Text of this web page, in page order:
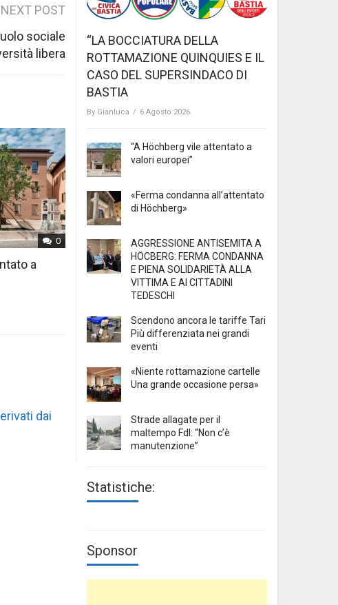
NEXT POST
sociale
libera
0
a
dai
“LA BOCCIATURA DELLA
ROTTAMAZIONE QUINQUIES E IL
CASO DEL SUPERSINDACO DI
BASTIA
By Gianluca / 6 Agosto 2026
“A Höchberg vile attentato a
valori europei”
«Ferma condanna all’attentato
di Höchberg»
AGGRESSIONE ANTISEMITA A
HÖCBERG: FERMA CONDANNA
E PIENA SOLIDARIETÀ ALLA
VITTIMA E AI CITTADINI
TEDESCHI
Scendono ancora le tariffe Tari
Più differenziata nei grandi
eventi
«Niente rottamazione cartelle
Una grande occasione persa»
Strade allagate per il
maltempo FdI: “Non c’è
manutenzione”
Statistiche:
Sponsor